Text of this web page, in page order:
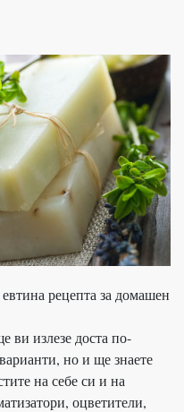
рецепта за домашен
ви излезе доста по-
но и ще знаете
на себе си и на
оцветители,